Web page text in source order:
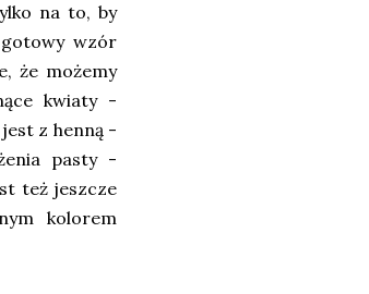
na to, by
wzór
że możemy
kwiaty -
z henną -
pasty -
też jeszcze
kolorem